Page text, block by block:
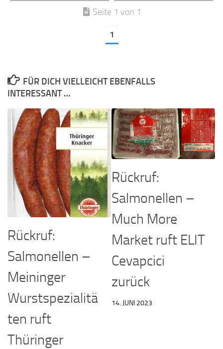
Seite 1 von 1
1
FÜR DICH VIELLEICHT EBENFALLS
INTERESSANT …
Rückruf:
Salmonellen –
Meininger
Wurstspezialitä
ten ruft
Thüringer
Rückruf:
Salmonellen –
Much More
Market ruft ELIT
Cevapcici
zurück
14. JUNI 2023